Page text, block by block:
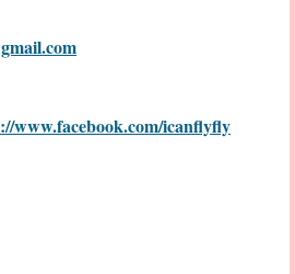
www.facebook.com/icanflyfly